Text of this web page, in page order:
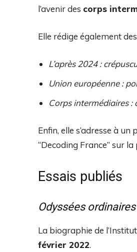
l’avenir des corps
Elle rédige également
L’après 2024 :
Union européenne :
Corps intermédiaires :
Enfin, elle s’adresse à
“Decoding France” sur
Essais publiés
Odyssées ordinaires
La biographie de
février 2022.